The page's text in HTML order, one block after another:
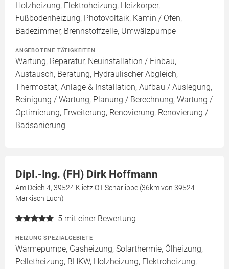
Holzheizung, Elektroheizung, Heizkörper,
Fußbodenheizung, Photovoltaik, Kamin / Ofen,
Badezimmer, Brennstoffzelle, Umwälzpumpe
ANGEBOTENE TÄTIGKEITEN
Wartung, Reparatur, Neuinstallation / Einbau,
Austausch, Beratung, Hydraulischer Abgleich,
Thermostat, Anlage & Installation, Aufbau / Auslegung,
Reinigung / Wartung, Planung / Berechnung, Wartung /
Optimierung, Erweiterung, Renovierung, Renovierung /
Badsanierung
Dipl.-Ing. (FH) Dirk Hoffmann
Am Deich 4, 39524 Klietz OT Scharlibbe (36km von 39524
Märkisch Luch)
5 mit einer Bewertung
HEIZUNG SPEZIALGEBIETE
Wärmepumpe, Gasheizung, Solarthermie, Ölheizung,
Pelletheizung, BHKW, Holzheizung, Elektroheizung,